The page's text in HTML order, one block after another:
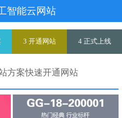
智能云网站
3 开通网站 4 正式上线
方案快速开通网站